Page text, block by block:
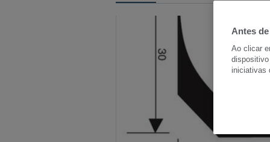
Antes
Ao clicar
iniciativas